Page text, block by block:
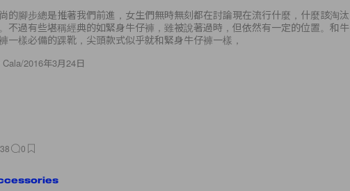
的腳步總是推著我們前進，女生們無時無刻都在討論現在流行什麼，什麼該淘汰
不過有些堪稱經典的如緊身牛仔褲，雖被說著過時，但依然有一定的位置。和牛
一樣必備的踝靴，尖頭款式似乎就和緊身牛仔褲一樣，
Cala/2016年3月24日
38 0